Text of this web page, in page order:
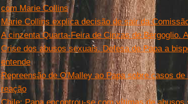
com Marie Collins
Marie Collins explica decisão de sair da
A cinzenta Quarta-Feira de Cinzas de Bergoglio.
Crise dos abusos sexuais. Defesa de Papa a
entende
Repreensão de O'Malley ao Papa sobre casos
reação